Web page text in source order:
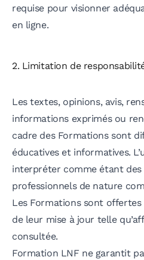
requise pour visionner
en ligne.
2. Limitation de
Les textes, opinions, avis,
informations exprimés ou
cadre des Formations sont
éducatives et informatives.
interpréter comme étant
professionnels de nature
Les Formations sont
de leur mise à jour telle
consultée.
Formation LNF ne garantit